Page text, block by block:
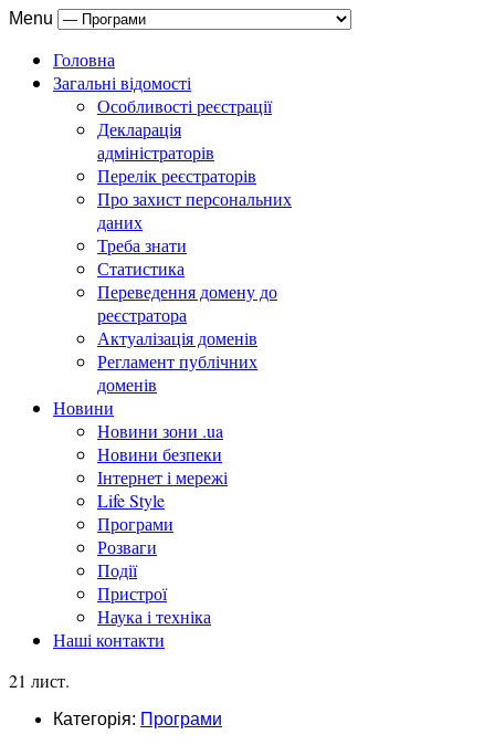
Menu
Головна
Загальні відомості
Особливості реєстрації
Декларація
адміністраторів
Перелік реєстраторів
Про захист персональних
даних
Треба знати
Статистика
Переведення домену до
реєстратора
Актуалізація доменів
Регламент публічних
доменів
Новини
Новини зони .ua
Новини безпеки
Інтернет і мережі
Life Style
Програми
Розваги
Події
Пристрої
Наука і техніка
Наші контакти
21 лист.
Категорія: Програми